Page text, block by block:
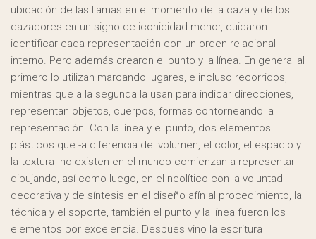
ubicación de las llamas en el momento de la caza y de los
cazadores en un signo de iconicidad menor, cuidaron
identificar cada representación con un orden relacional
interno. Pero además crearon el punto y la línea. En general al
primero lo utilizan marcando lugares, e incluso recorridos,
mientras que a la segunda la usan para indicar direcciones,
representan objetos, cuerpos, formas contorneando la
representación. Con la línea y el punto, dos elementos
plásticos que -a diferencia del volumen, el color, el espacio y
la textura- no existen en el mundo comienzan a representar
dibujando, así como luego, en el neolítico con la voluntad
decorativa y de síntesis en el diseño afín al procedimiento, la
técnica y el soporte, también el punto y la línea fueron los
elementos por excelencia. Despues vino la escritura